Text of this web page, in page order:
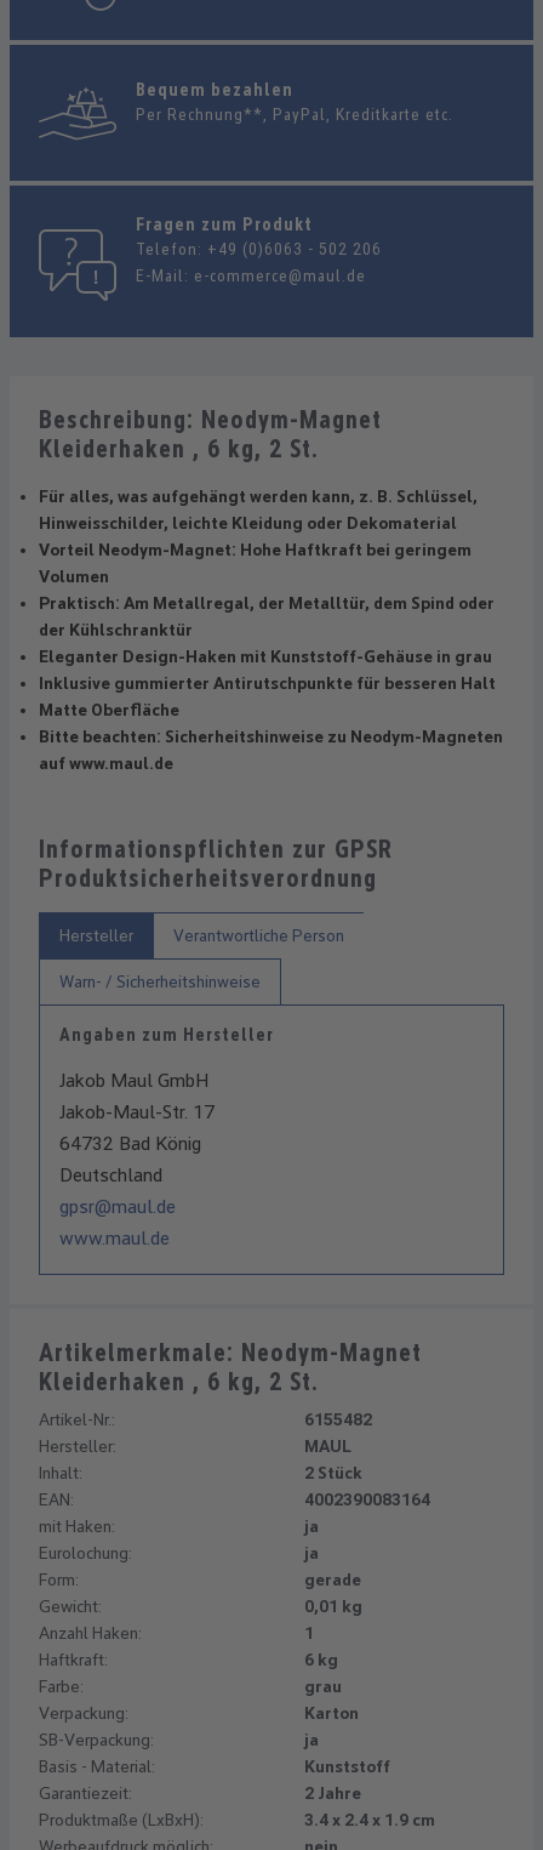
Bequem bezahlen
Per Rechnung**, PayPal, Kreditkarte etc.
Fragen zum Produkt
Telefon: +49 (0)6063 - 502 206
E-Mail: e-commerce@maul.de
Beschreibung: Neodym-Magnet
Kleiderhaken , 6 kg, 2 St.
Für alles, was aufgehängt werden kann, z. B. Schlüssel,
Hinweisschilder, leichte Kleidung oder Dekomaterial
Vorteil Neodym-Magnet: Hohe Haftkraft bei geringem
Volumen
Praktisch: Am Metallregal, der Metalltür, dem Spind oder
der Kühlschranktür
Eleganter Design-Haken mit Kunststoff-Gehäuse in grau
Inklusive gummierter Antirutschpunkte für besseren Halt
Matte Oberfläche
Bitte beachten: Sicherheitshinweise zu Neodym-Magneten
auf www.maul.de
Informationspflichten zur GPSR
Produktsicherheitsverordnung
Hersteller Verantwortliche Person
Warn- / Sicherheitshinweise
Angaben zum Hersteller
Jakob Maul GmbH
Jakob-Maul-Str. 17
64732 Bad König
Deutschland
gpsr@maul.de
www.maul.de
Artikelmerkmale: Neodym-Magnet
Kleiderhaken , 6 kg, 2 St.
Artikel-Nr.:
6155482
Hersteller:
MAUL
Inhalt:
2 Stück
EAN:
4002390083164
mit Haken:
ja
Eurolochung:
ja
Form:
gerade
Gewicht:
0,01 kg
Anzahl Haken:
1
Haftkraft:
6 kg
Farbe:
grau
Verpackung:
Karton
SB-Verpackung:
ja
Basis - Material:
Kunststoff
Garantiezeit:
2 Jahre
Produktmaße (LxBxH):
3.4 x 2.4 x 1.9 cm